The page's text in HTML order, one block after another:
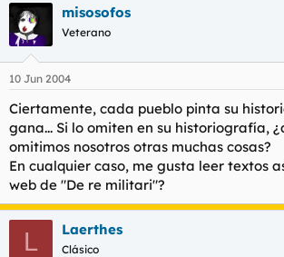
misosofos
Veterano
10 Jun 2004
Ciertamente, cada pueblo pinta su
gana... Si lo omiten en su historiografía,
omitimos nosotros otras muchas cosas?
En cualquier caso, me gusta leer textos
web de "De re militari"?
L Laerthes
Clásico